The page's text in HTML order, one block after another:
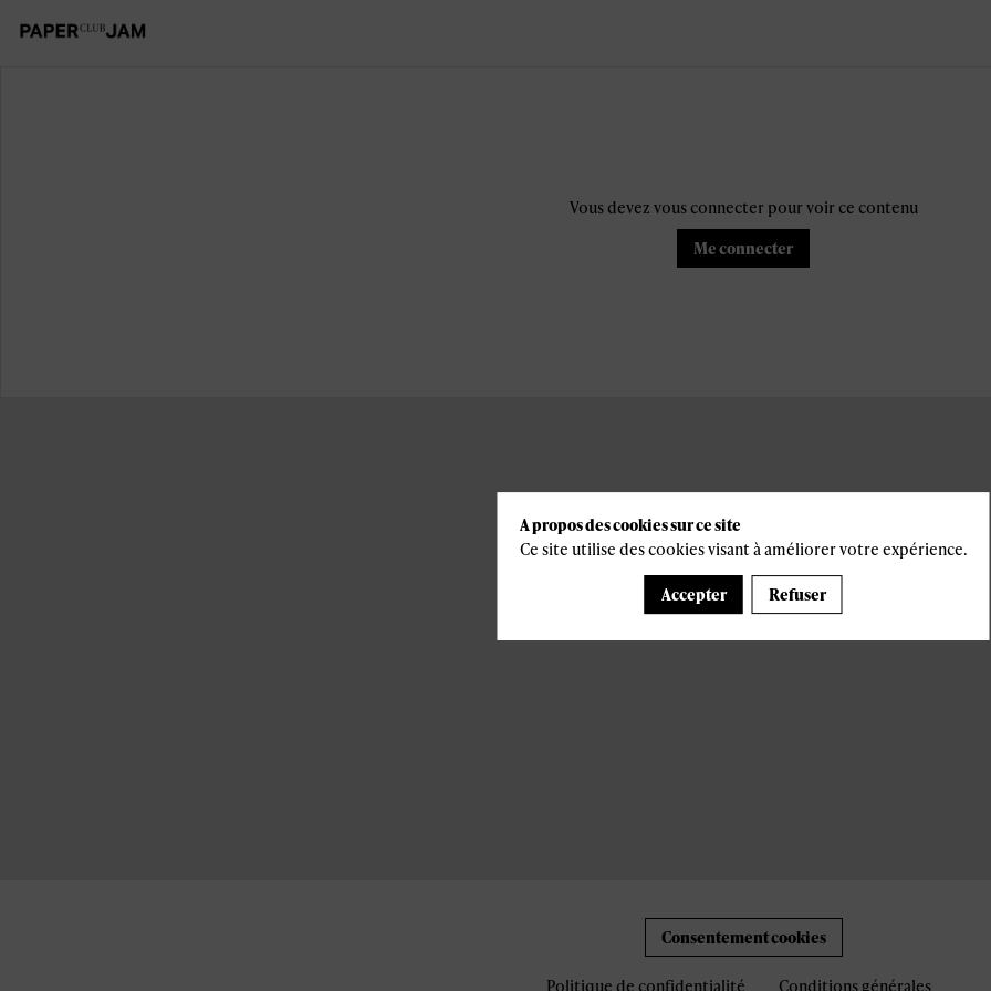
Vous devez vous connecter pour voir ce contenu
Me connecter
Consentement cookies
Politique de confidentialité Conditions générales
A propos des cookies sur ce site
Ce site utilise des cookies visant à améliorer votre expérience.
Accepter Refuser